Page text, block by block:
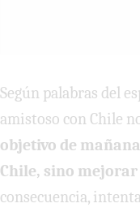
Según palabras del
amistoso con Chile
objetivo de
Chile, sino
consecuencia,